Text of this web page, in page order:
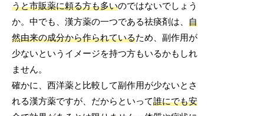
うと市販薬に頼る方も多いのではないでしょう
か。中でも、漢方薬の一つである祛痰剤は、自
然由来の成分から作られているため、副作用が
少ないというイメージを持つ方もいるかもしれ
ません。
確かに、西洋薬と比較して副作用が少ないとさ
れる漢方薬ですが、だからといって誰にでも安